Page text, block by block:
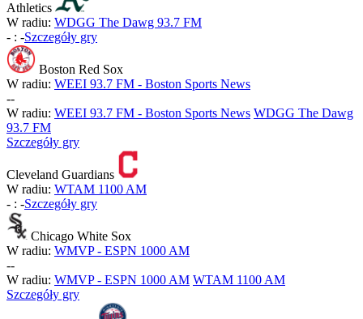
Athletics
W radiu: WDGG The Dawg 93.7 FM
- : -Szczegóły gry
Boston Red Sox
W radiu: WEEI 93.7 FM - Boston Sports News
--
W radiu: WEEI 93.7 FM - Boston Sports News WDGG The Dawg
93.7 FM
Szczegóły gry
Cleveland Guardians
W radiu: WTAM 1100 AM
- : -Szczegóły gry
Chicago White Sox
W radiu: WMVP - ESPN 1000 AM
--
W radiu: WMVP - ESPN 1000 AM WTAM 1100 AM
Szczegóły gry